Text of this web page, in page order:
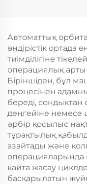
Автоматтық
өндірістік ортада
тиімділігіне
операциялық
Біріншіден, бұл
процесінен
береді, сондықтан
деңгейіне немесе
әрбір қосылыс
тұрақтылық
азайтады және
операцияларында
қайта жасау
басқарылатын